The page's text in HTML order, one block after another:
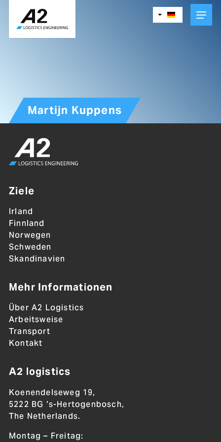
main
content
Martijn Kuppens
Ziele
Irland
Finnland
Norwegen
Schweden
Skandinavien
Mehr Informationen
Über A2 Logistics
Arbeitsweise
Transport
Kontakt
A2 logistics
Koenendelseweg 19,
5222 BG ’s-Hertogenbosch,
The Netherlands.
Montag – Freitag: